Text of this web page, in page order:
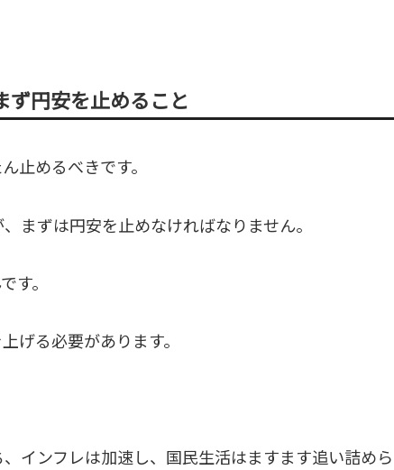
ず円安を止めること
止めるべきです。
まずは円安を止めなければなりません。
す。
げる必要があります。
インフレは加速し、国民生活はますます追い詰めら